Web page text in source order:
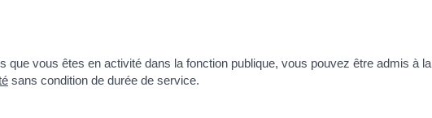
que vous êtes en activité dans la fonction publique, vous pouvez être admis à la
sans condition de durée de service.